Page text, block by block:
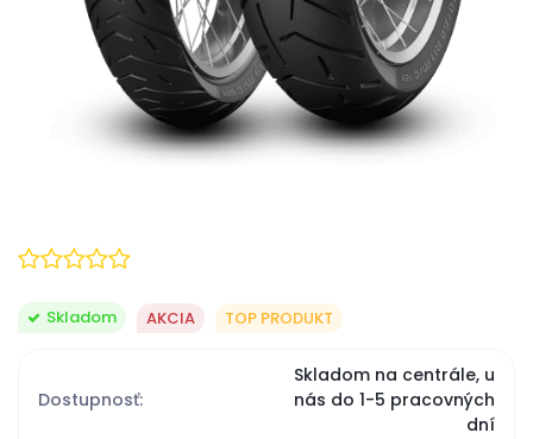
Skladom AKCIA TOP PRODUKT
Dostupnosť:
Skladom na centrále, u
nás do 1-5 pracovných
dní